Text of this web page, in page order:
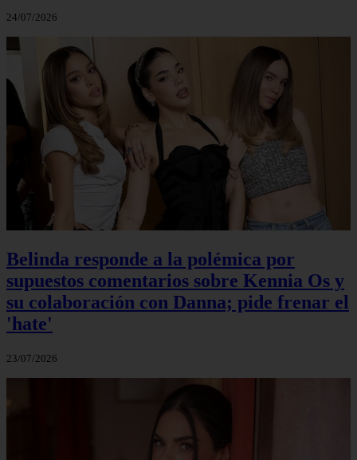
24/07/2026
Belinda responde a la polémica por
supuestos comentarios sobre Kennia Os y
su colaboración con Danna; pide frenar el
'hate'
23/07/2026